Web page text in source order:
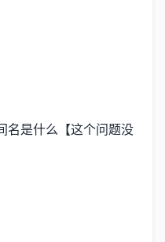
名是什么【这个问题没